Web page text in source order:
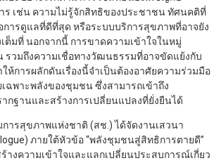
ร เช่น ความไม่รู้จักสิทธิของประชาชน ทัศนคติที่
การดูแลที่ดีที่สุด หรือระบบบริการสุขภาพที่อาจยัง
ต็มที่ นอกจากนี้ การขาดความเข้าใจในหมู่
รวมถึงความเชื่อทางวัฒนธรรมที่อาจขัดแย้งกับ
ห้การผลักดันเรื่องนี้จำเป็นต้องอาศัยความร่วมมือ
ฉพาะพลังของชุมชน ซึ่งสามารถเข้าถึง
กฐานและสร้างการเปลี่ยนแปลงที่ยั่งยืนได้
ารสุขภาพแห่งชาติ (สช.) ได้จัดงานเสวนา
ภายใต้หัวข้อ “พลังชุมชนสู่สิทธิการตายดี”
างความเข้าใจและแลกเปลี่ยนประสบการณ์เกี่ยว